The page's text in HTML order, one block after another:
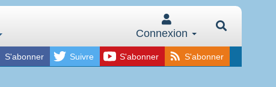
Connexion
S'abonner Suivre S'abonner S'abonner